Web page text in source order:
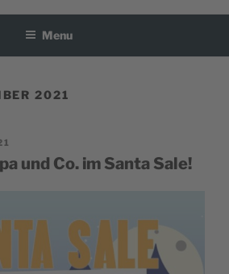
Menu
2021
und Co. im Santa Sale!